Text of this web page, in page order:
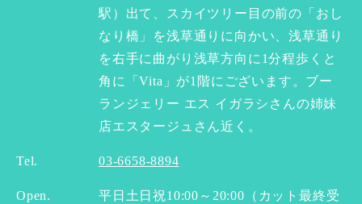
駅）出て、スカイツリー目の前の「おし
なり橋」を浅草通りに向かい、浅草通り
を右手に曲がり浅草方向に1分程歩くと
角に「Vita」が1階にございます。ブー
ランジェリー エス イガラシさんの姉妹
店エスタージュさん近く。
Tel. 03-6658-8894
Open.
平日土日祝10:00～20:00（カット最終受